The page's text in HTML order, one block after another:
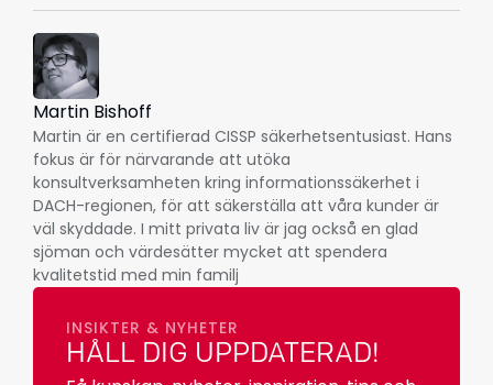
Martin Bishoff
Martin är en certifierad CISSP säkerhetsentusiast. Hans
fokus är för närvarande att utöka
konsultverksamheten kring informationssäkerhet i
DACH-regionen, för att säkerställa att våra kunder är
väl skyddade. I mitt privata liv är jag också en glad
sjöman och värdesätter mycket att spendera
kvalitetstid med min familj
INSIKTER & NYHETER
HÅLL DIG UPPDATERAD!